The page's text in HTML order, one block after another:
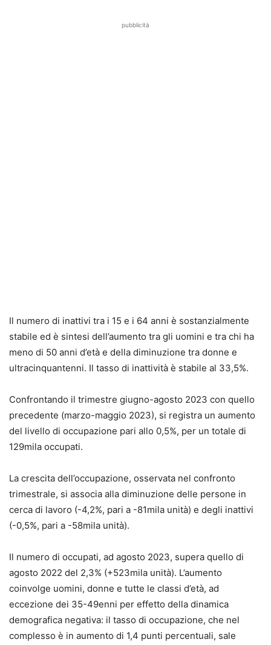
pubblicità
Il numero di inattivi tra i 15 e i 64 anni è sostanzialmente
stabile ed è sintesi dell’aumento tra gli uomini e tra chi ha
meno di 50 anni d’età e della diminuzione tra donne e
ultracinquantenni. Il tasso di inattività è stabile al 33,5%.
Confrontando il trimestre giugno-agosto 2023 con quello
precedente (marzo-maggio 2023), si registra un aumento
del livello di occupazione pari allo 0,5%, per un totale di
129mila occupati.
La crescita dell’occupazione, osservata nel confronto
trimestrale, si associa alla diminuzione delle persone in
cerca di lavoro (-4,2%, pari a -81mila unità) e degli inattivi
(-0,5%, pari a -58mila unità).
Il numero di occupati, ad agosto 2023, supera quello di
agosto 2022 del 2,3% (+523mila unità). L’aumento
coinvolge uomini, donne e tutte le classi d’età, ad
eccezione dei 35-49enni per effetto della dinamica
demografica negativa: il tasso di occupazione, che nel
complesso è in aumento di 1,4 punti percentuali, sale